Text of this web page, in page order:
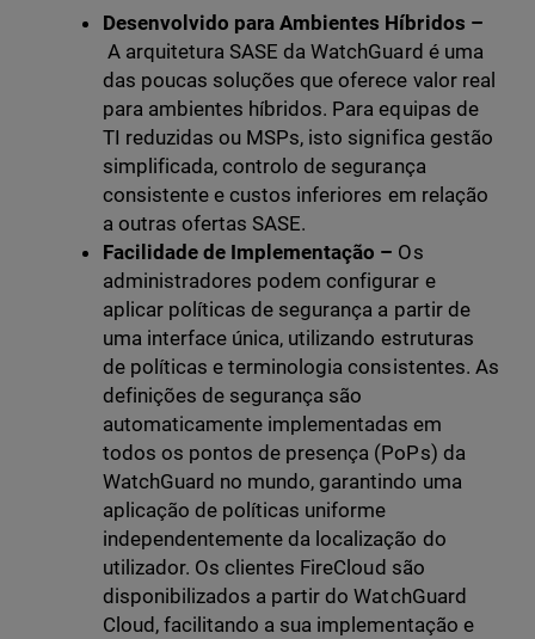
Desenvolvido para Ambientes Híbridos –
A arquitetura SASE da WatchGuard é uma
das poucas soluções que oferece valor real
para ambientes híbridos. Para equipas de
TI reduzidas ou MSPs, isto significa gestão
simplificada, controlo de segurança
consistente e custos inferiores em relação
a outras ofertas SASE.
Facilidade de Implementação – Os
administradores podem configurar e
aplicar políticas de segurança a partir de
uma interface única, utilizando estruturas
de políticas e terminologia consistentes. As
definições de segurança são
automaticamente implementadas em
todos os pontos de presença (PoPs) da
WatchGuard no mundo, garantindo uma
aplicação de políticas uniforme
independentemente da localização do
utilizador. Os clientes FireCloud são
disponibilizados a partir do WatchGuard
Cloud, facilitando a sua implementação e